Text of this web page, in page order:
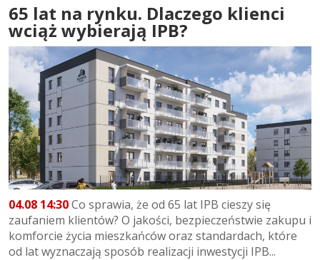
65 lat na rynku. Dlaczego klienci
wciąż wybierają IPB?
04.08 14:30Co sprawia, że od 65 lat IPB cieszy się
zaufaniem klientów? O jakości, bezpieczeństwie zakupu i
komforcie życia mieszkańców oraz standardach, które
od lat wyznaczają sposób realizacji inwestycji IPB...